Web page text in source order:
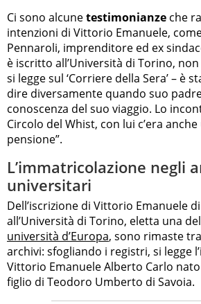
Ci sono alcunetestimonianze che
intenzioni di Vittorio Emanuele,
Pennaroli, imprenditore ed ex
è iscritto all’Università di Torino,
si legge sul ‘Corriere della Sera’ – è
dire diversamente quando suo
conoscenza del suo viaggio. Lo
Circolo del Whist, con lui c’era
pensione”.
L’immatricolazione negli
universitari
Dell’iscrizione di Vittorio Emanuele
all’Università di Torino, eletta una
università d’Europa, sono rimaste
archivi: sfogliando i registri, si legge
Vittorio Emanuele Alberto Carlo
figlio di Teodoro Umberto di Savoia.